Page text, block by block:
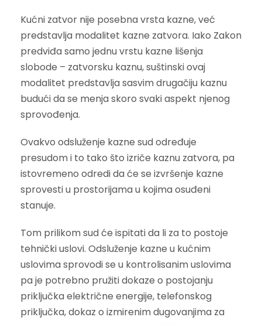
Kućni zatvor nije posebna vrsta kazne, već
predstavlja modalitet kazne zatvora. Iako Zakon
predviđa samo jednu vrstu kazne lišenja
slobode – zatvorsku kaznu, suštinski ovaj
modalitet predstavlja sasvim drugačiju kaznu
budući da se menja skoro svaki aspekt njenog
sprovođenja.
Ovakvo odsluženje kazne sud određuje
presudom i to tako što izriče kaznu zatvora, pa
istovremeno odredi da će se izvršenje kazne
sprovesti u prostorijama u kojima osuđeni
stanuje.
Tom prilikom sud će ispitati da li za to postoje
tehnički uslovi. Odsluženje kazne u kućnim
uslovima sprovodi se u kontrolisanim uslovima
pa je potrebno pružiti dokaze o postojanju
priključka električne energije, telefonskog
priključka, dokaz o izmirenim dugovanjima za